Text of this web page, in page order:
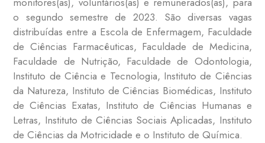
o segundo semestre de 2023. São diversas vagas
distribuídas entre a Escola de Enfermagem, Faculdade
de Ciências Farmacêuticas, Faculdade de Medicina,
Faculdade de Nutrição, Faculdade de Odontologia,
Instituto de Ciência e Tecnologia, Instituto de Ciências
da Natureza, Instituto de Ciências Biomédicas, Instituto
de Ciências Exatas, Instituto de Ciências Humanas e
Letras, Instituto de Ciências Sociais Aplicadas, Instituto
de Ciências da Motricidade e o Instituto de Química.